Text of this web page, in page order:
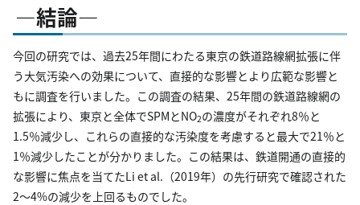
―結論―
今回の研究では、過去25年間にわたる東京の鉄道路線網拡張に伴
う大気汚染への効果について、直接的な影響とより広範な影響と
もに調査を行いました。この調査の結果、25年間の鉄道路線網の
拡張により、東京と全体でSPMとNO2の濃度がそれぞれ8％と
1.5％減少し、これらの直接的な汚染度を考慮すると最大で21％と
1％減少したことが分かりました。この結果は、鉄道開通の直接的
な影響に焦点を当てたLi et al.（2019年）の先行研究で確認された
2～4%の減少を上回るものでした。